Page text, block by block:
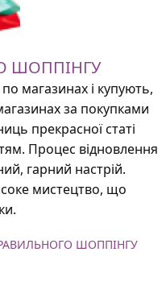
ШОППІНГУ
магазинах і купують,
за покупками
прекрасної статі
Процес відновлення
гарний настрій.
мистецтво, що
ШОППІНГУ